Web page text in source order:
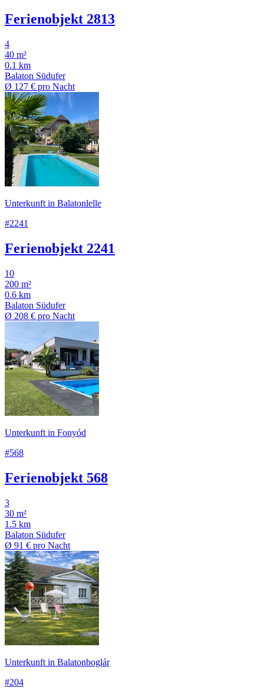
Ferienobjekt 2813
4
40 m²
0.1 km
Balaton Südufer
Ø 127 € pro Nacht
Unterkunft in Balatonlelle
#2241
Ferienobjekt 2241
10
200 m²
0.6 km
Balaton Südufer
Ø 208 € pro Nacht
Unterkunft in Fonyód
#568
Ferienobjekt 568
3
30 m²
1.5 km
Balaton Südufer
Ø 91 € pro Nacht
Unterkunft in Balatonboglár
#204